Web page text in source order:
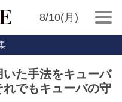
8/10(月)
いた手法をキューバ
でもキューバの守